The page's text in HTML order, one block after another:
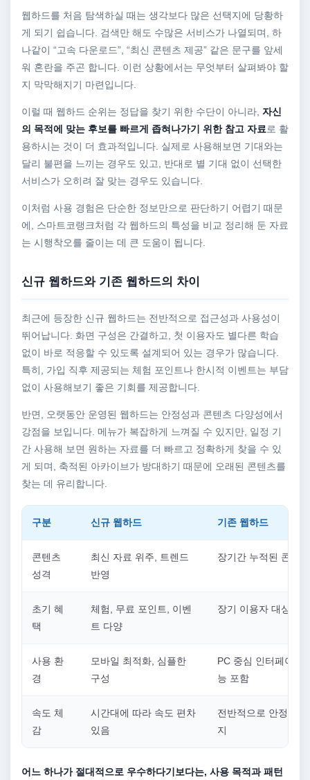
웹하드를 처음 탐색하실 때는 생각보다 많은 선택지에 당황하
게 되기 쉽습니다. 검색만 해도 수많은 서비스가 나열되며, 하
나같이 “고속 다운로드”, “최신 콘텐츠 제공” 같은 문구를 앞세
워 혼란을 주곤 합니다. 이런 상황에서는 무엇부터 살펴봐야 할
지 막막해지기 마련입니다.
이럴 때 웹하드 순위는 정답을 찾기 위한 수단이 아니라, 자신
의 목적에 맞는 후보를 빠르게 좁혀나가기 위한 참고 자료로 활
용하시는 것이 더 효과적입니다. 실제로 사용해보면 기대와는
달리 불편을 느끼는 경우도 있고, 반대로 별 기대 없이 선택한
서비스가 오히려 잘 맞는 경우도 있습니다.
이처럼 사용 경험은 단순한 정보만으로 판단하기 어렵기 때문
에, 스마트코랭크처럼 각 웹하드의 특성을 비교 정리해 둔 자료
는 시행착오를 줄이는 데 큰 도움이 됩니다.
신규 웹하드와 기존 웹하드의 차이
최근에 등장한 신규 웹하드는 전반적으로 접근성과 사용성이
뛰어납니다. 화면 구성은 간결하고, 첫 이용자도 별다른 학습
없이 바로 적응할 수 있도록 설계되어 있는 경우가 많습니다.
특히, 가입 직후 제공되는 체험 포인트나 한시적 이벤트는 부담
없이 사용해보기 좋은 기회를 제공합니다.
반면, 오랫동안 운영된 웹하드는 안정성과 콘텐츠 다양성에서
강점을 보입니다. 메뉴가 복잡하게 느껴질 수 있지만, 일정 기
간 사용해 보면 원하는 자료를 더 빠르고 정확하게 찾을 수 있
게 되며, 축적된 아카이브가 방대하기 때문에 오래된 콘텐츠를
찾는 데 유리합니다.
구분 신규 웹하드 기존 웹하드
콘텐츠
성격
최신 자료 위주, 트렌드
반영
장기간 누적된 콘텐
초기 혜
택
체험, 무료 포인트, 이벤
트 다양
장기 이용자 대상 혜
사용 환
경
모바일 최적화, 심플한
구성
PC 중심 인터페이스,
능 포함
속도 체
감
시간대에 따라 속도 편차
있음
전반적으로 안정적인
지
어느 하나가 절대적으로 우수하다기보다는, 사용 목적과 패턴